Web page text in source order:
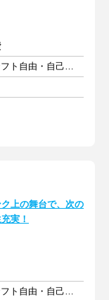
週5日以上 1日8時間以上 シフト自由・自己申告
ク上の舞台で、次の
実！
週3日以上 1日8時間以上 シフト自由・自己申告